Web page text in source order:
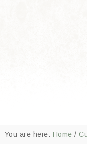
You are here: Home /